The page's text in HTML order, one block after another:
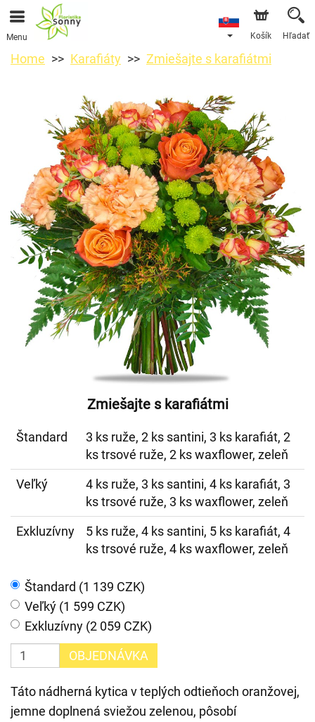
Menu Košík Hľadať
Home Karafiáty Zmiešajte s karafiátmi
Zmiešajte s karafiátmi
Štandard
3 ks ruže, 2 ks santini, 3 ks karafiát, 2
ks trsové ruže, 2 ks waxflower, zeleň
Veľký
4 ks ruže, 3 ks santini, 4 ks karafiát, 3
ks trsové ruže, 3 ks waxflower, zeleň
Exkluzívny
5 ks ruže, 4 ks santini, 5 ks karafiát, 4
ks trsové ruže, 4 ks waxflower, zeleň
Štandard (1 139 CZK)
Veľký (1 599 CZK)
Exkluzívny (2 059 CZK)
OBJEDNÁVKA
Táto nádherná kytica v teplých odtieňoch oranžovej,
jemne doplnená sviežou zelenou, pôsobí